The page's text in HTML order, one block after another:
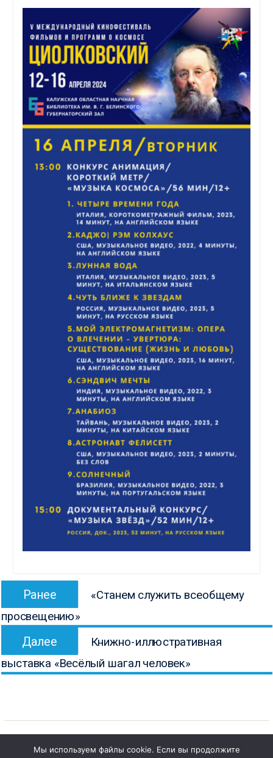
Навигация
записям
Ранее
запись:
«Станем служить всеобщему
просвещению»
Далее
запись:
Книжно-иллюстративная
выставка «Весёлый шагал человек»
Мы используем файлы cookie. Если вы продолжите